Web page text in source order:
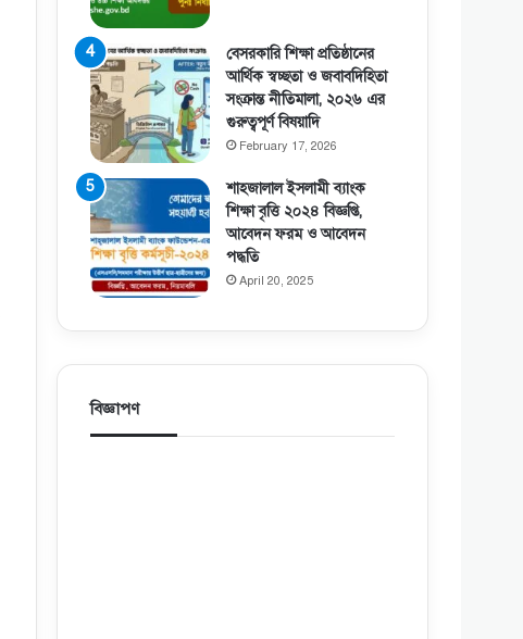
বেসরকারি শিক্ষা প্রতিষ্ঠানের
আর্থিক স্বচ্ছতা ও জবাবদিহিতা
সংক্রান্ত নীতিমালা, ২০২৬ এর
গুরুত্বপূর্ণ বিষয়াদি
February 17, 2026
শাহজালাল ইসলামী ব্যাংক
শিক্ষা বৃত্তি ২০২৪ বিজ্ঞপ্তি,
আবেদন ফরম ও আবেদন
পদ্ধতি
April 20, 2025
বিজ্ঞাপণ